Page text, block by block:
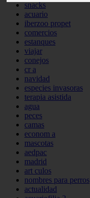
snacks
acuario
iberzoo propet
comercios
estanques
viajar
conejos
cr a
navidad
especies invasoras
terapia asistida
agua
peces
camas
econom a
mascotas
aedpac
madrid
art culos
nombres para perros
actualidad